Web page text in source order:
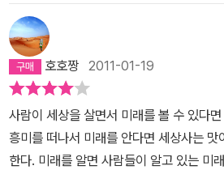
며 이 책에 빠져들었지만..미래를 알면 우
질 수 있을까? 라는 반문을 책을 덮으며 되
기 때문에 우리의 삶은 즐거울 수 있는것일
나르 베르베르는 말하고 싶었던건 아닌지.....
호호짱 2011-01-19
사람이 세상을 살면서 미래를 볼 수 있다
흥미를 떠나서 미래를 안다면 세상사는 맛
한다. 미래를 알면 사람들이 알고 있는 미